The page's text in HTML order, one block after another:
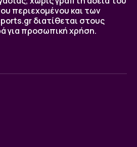
περιεχομένου και των
διατίθεται στους
για προσωπική χρήση.